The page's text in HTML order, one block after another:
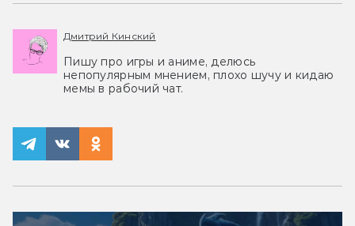
Дмитрий Кинский
Пишу про игры и аниме, делюсь
непопулярным мнением, плохо шучу и кидаю
мемы в рабочий чат.